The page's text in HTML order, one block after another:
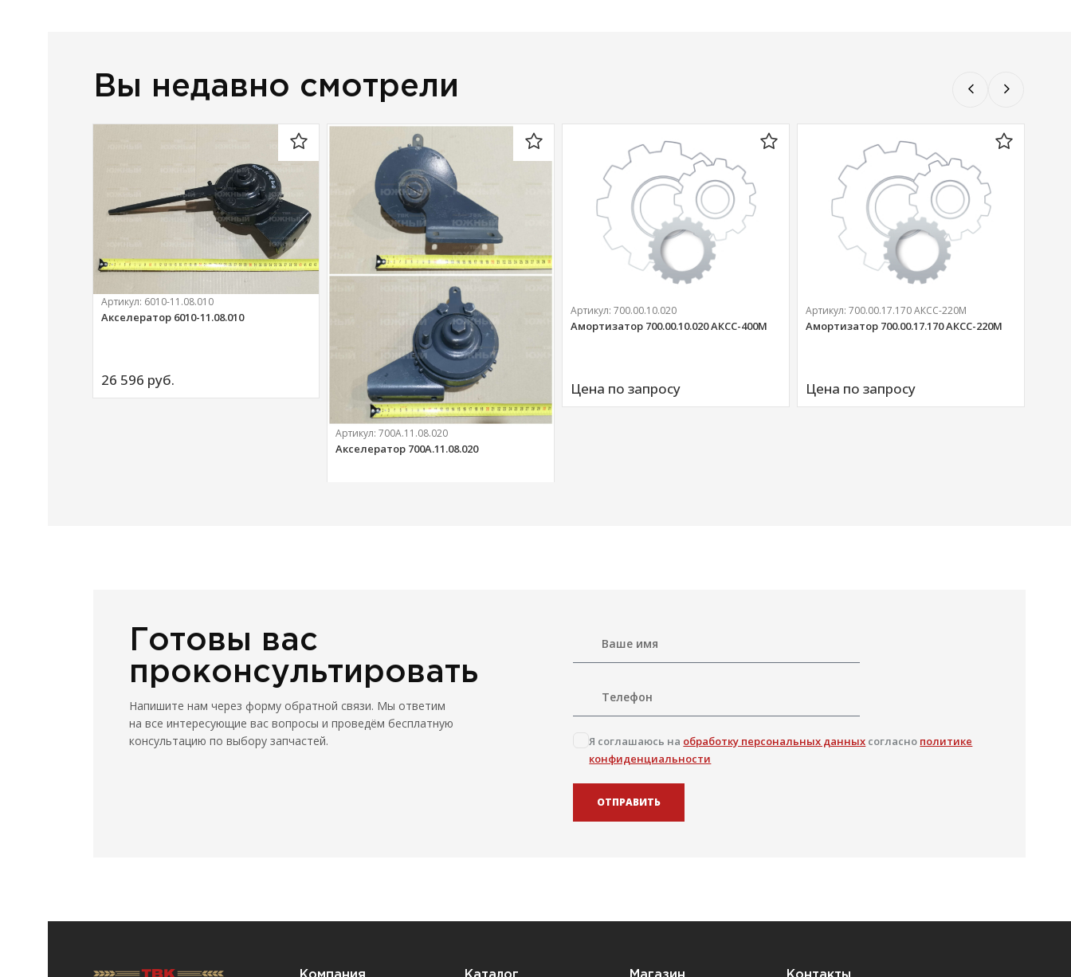
Вы недавно смотрели
Артикул: 6010-11.08.010
Акселератор 6010-11.08.010
26 596 руб.
Артикул:700А.11.08.020
Акселератор 700А.11.08.020
Артикул:700.00.10.020
Амортизатор 700.00.10.020 АКСС-400М
Цена по запросу
Артикул:700.00.17.170 АКСС-220М
Амортизатор 700.00.17.170 АКСС-220М
Цена по запросу
Готовы вас
проконсультировать
Напишите нам через форму обратной связи. Мы ответим
на все интересующие вас вопросы и проведём бесплатную
консультацию по выбору запчастей.
Я соглашаюсь на обработку персональных данных согласно политике
конфиденциальности
ОТПРАВИТЬ